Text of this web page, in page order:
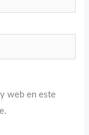
web en este